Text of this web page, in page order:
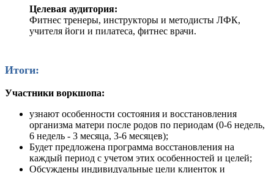
Целевая аудитория:
Фитнес тренеры, инструкторы и методисты ЛФК,
учителя йоги и пилатеса, фитнес врачи.
Итоги:
Участники воркшопа:
узнают особенности состояния и восстановления
организма матери после родов по периодам (0-6 недель,
6 недель - 3 месяца, 3-6 месяцев);
Будет предложена программа восстановления на
каждый период с учетом этих особенностей и целей;
Обсуждены индивидуальные цели клиенток и